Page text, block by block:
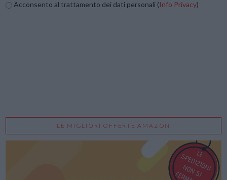
Acconsento al trattamento dei dati personali (Info Privacy)
LE MIGLIORI OFFERTE AMAZON